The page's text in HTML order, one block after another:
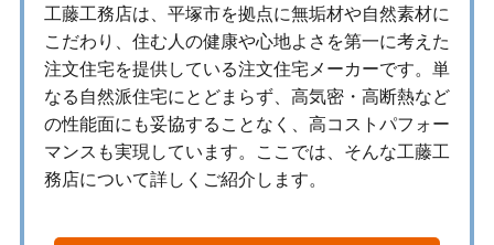
工藤工務店は、平塚市を拠点に無垢材や自然素材に
こだわり、住む人の健康や心地よさを第一に考えた
注文住宅を提供している注文住宅メーカーです。単
なる自然派住宅にとどまらず、高気密・高断熱など
の性能面にも妥協することなく、高コストパフォー
マンスも実現しています。ここでは、そんな工藤工
務店について詳しくご紹介します。